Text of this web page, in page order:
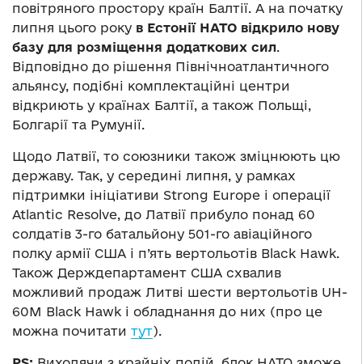
повітряного простору країн Балтії. А на початку
липня цього року в Естонії НАТО відкрило нову
базу для розміщення додаткових сил.
Відповідно до рішення Північноатлантичного
альянсу, подібні комплектаційні центри
відкриють у країнах Балтії, а також Польщі,
Болгарії та Румунії.
Щодо Латвії, то союзники також зміцнюють цю
державу. Так, у середині липня, у рамках
підтримки ініціативи Strong Europe і операції
Atlantic Resolve, до Латвії прибуло понад 60
солдатів 3-го батальйону 501-го авіаційного
полку армії США і п’ять вертольотів Black Hawk.
Також Держдепартамент США схвалив
можливий продаж Литві шести вертольотів UH-
60M Black Hawk і обладнання до них (про це
можна почитати тут).